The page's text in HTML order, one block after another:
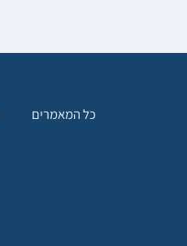
כל המאמרים